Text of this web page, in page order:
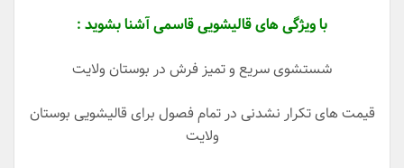
با ویژگی های قالیشویی قاسمی آشنا بشوید :
شستشوی سریع و تمیز فرش در بوستان ولایت
قیمت های تکرار نشدنی در تمام فصول برای قالیشویی بوستان
ولایت